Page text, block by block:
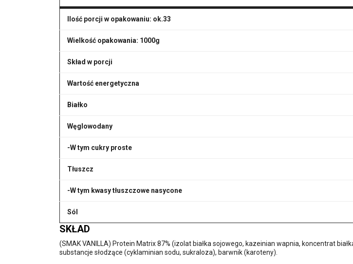
Ilość porcji w opakowaniu: ok.33
Wielkość opakowania: 1000g
Skład w porcji
Wartość energetyczna
Białko
Węglowodany
-W tym cukry proste
Tłuszcz
-W tym kwasy tłuszczowe nasycone
Sól
SKŁAD
(SMAK VANILLA) Protein Matrix 87% (izolat białka sojowego, kazeinian wapnia, koncentrat
substancje słodzące (cyklaminian sodu, sukraloza), barwnik (karoteny).